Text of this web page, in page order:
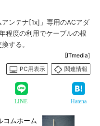
ンテナ[1x]」専用のACアダ
程度の利用でケーブルの根
する。
[ITmedia]
PC用表示
関連情報
LINE Hatena
コムホーム